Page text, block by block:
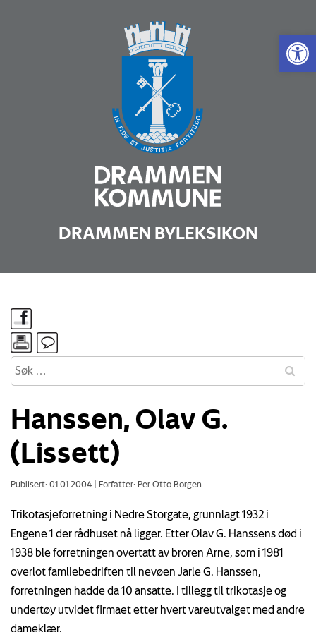
Vis
DRAMMEN BYLEKSIKON
Hanssen, Olav G.
(Lissett)
Publisert: 01.01.2004 Forfatter: Per Otto Borgen
Trikotasjeforretning i Nedre Storgate, grunnlagt 1932 i
Engene 1 der rådhuset nå ligger. Etter Olav G. Hanssens død i
1938 ble forretningen overtatt av broren Arne, som i 1981
overlot famliebedriften til nevøen Jarle G. Hanssen,
forretningen hadde da 10 ansatte. I tillegg til trikotasje og
undertøy utvidet firmaet etter hvert vareutvalget med andre
dameklær.